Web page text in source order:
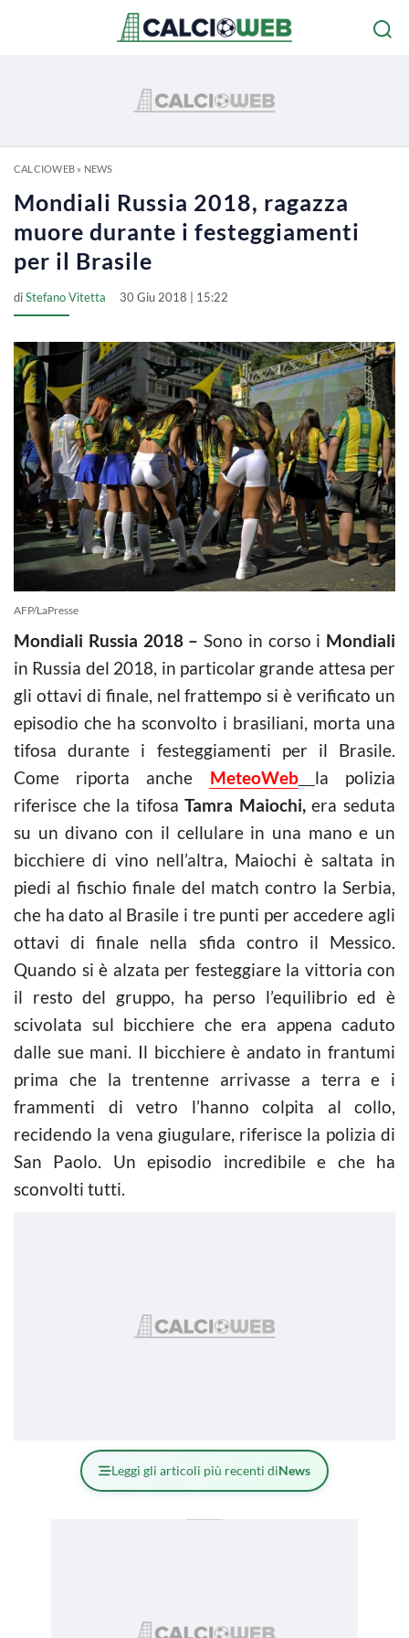
CALCIOWEB» NEWS
Mondiali Russia 2018, ragazza
muore durante i festeggiamenti
per il Brasile
diStefano Vitetta 30 Giu 2018 | 15:22
AFP/LaPresse
Mondiali Russia 2018 – Sono in corso i Mondiali
in Russia del 2018, in particolar grande attesa per
gli ottavi di finale, nel frattempo si è verificato un
episodio che ha sconvolto i brasiliani, morta una
tifosa durante i festeggiamenti per il Brasile.
Come riporta anche MeteoWeb
la polizia
riferisce che la tifosaTamra Maiochi,era seduta
su un divano con il cellulare in una mano e un
bicchiere di vino nell’altra, Maiochi è saltata in
piedi al fischio finale del match contro la Serbia,
che ha dato al Brasile i tre punti per accedere agli
ottavi di finale nella sfida contro il Messico.
Quando si è alzata per festeggiare la vittoria con
il resto del gruppo, ha perso l’equilibrio ed è
scivolata sul bicchiere che era appena caduto
dalle sue mani. Il bicchiere è andato in frantumi
prima che la trentenne arrivasse a terra e i
frammenti di vetro l’hanno colpita al collo,
recidendo la vena giugulare, riferisce la polizia di
San Paolo. Un episodio incredibile e che ha
sconvolti tutti.
Leggi gli articoli più recenti diNews